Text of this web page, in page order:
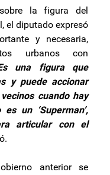
la figura del
el diputado expresó
y necesaria,
urbanos con
una figura que
y puede accionar
cuando hay
un ‘Superman’,
articular con el
anterior se